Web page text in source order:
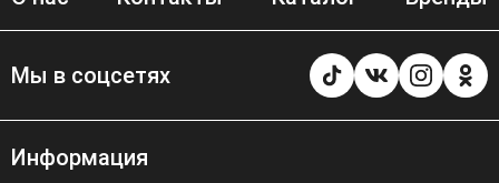
Мы в соцсетях
Информация